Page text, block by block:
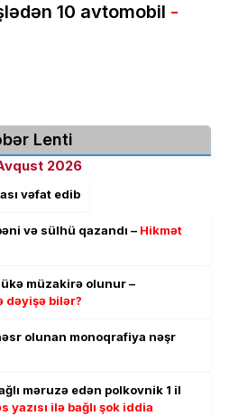
10 avtomobil -
Lenti
2026
vəfat edib
və sülhü qazandı – Hikmət
müzakirə olunur –
dəyişə bilər?
olunan monoqrafiya nəşr
məruzə edən polkovnik 1 il
yazısı ilə bağlı şok iddia